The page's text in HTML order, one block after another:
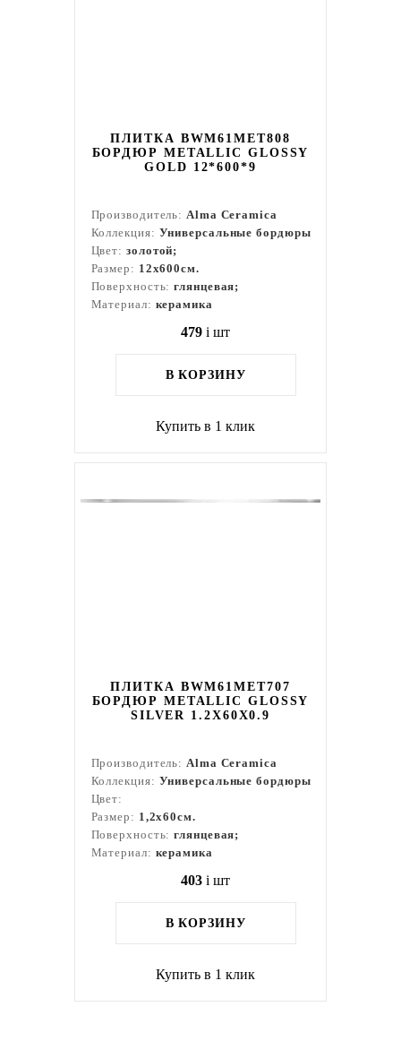
ПЛИТКА BWM61MET808
БОРДЮР METALLIC GLOSSY
GOLD 12*600*9
Производитель:Alma Ceramica
Коллекция: Универсальные бордюры
Цвет: золотой;
Размер: 12x600см.
Поверхность:глянцевая;
Материал: керамика
479 i шт
В КОРЗИНУ
Купить в 1 клик
ПЛИТКА BWM61MET707
БОРДЮР METALLIC GLOSSY
SILVER 1.2X60X0.9
Производитель:Alma Ceramica
Коллекция: Универсальные бордюры
Цвет:
Размер: 1,2x60см.
Поверхность:глянцевая;
Материал: керамика
403 i шт
В КОРЗИНУ
Купить в 1 клик